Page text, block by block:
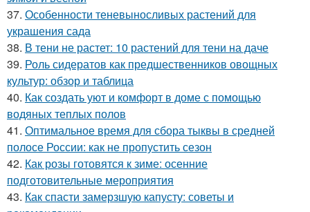
37. Особенности теневыносливых растений для
украшения сада
38. В тени не растет: 10 растений для тени на даче
39. Роль сидератов как предшественников овощных
культур: обзор и таблица
40. Как создать уют и комфорт в доме с помощью
водяных теплых полов
41. Оптимальное время для сбора тыквы в средней
полосе России: как не пропустить сезон
42. Как розы готовятся к зиме: осенние
подготовительные мероприятия
43. Как спасти замерзшую капусту: советы и